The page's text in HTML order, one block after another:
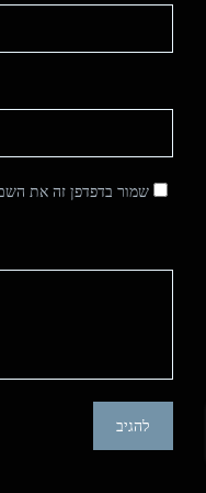
שמור בדפדפן זה את